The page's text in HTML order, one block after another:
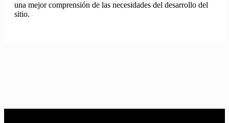
una mejor comprensión de las necesidades del desarrollo del
sitio.